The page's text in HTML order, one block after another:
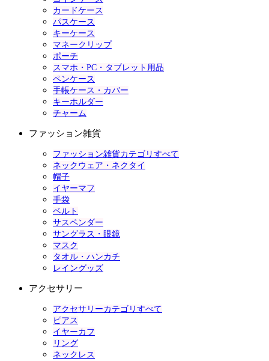
カードケース
パスケース
キーケース
マネークリップ
ポーチ
スマホ・PC・タブレット用品
ペンケース
手帳ケース・カバー
キーホルダー
チャーム
ファッション雑貨
ファッション雑貨カテゴリすべて
ネックウェア・ネクタイ
帽子
イヤーマフ
手袋
ベルト
サスペンダー
サングラス・眼鏡
マスク
タオル・ハンカチ
レイングッズ
アクセサリー
アクセサリーカテゴリすべて
ピアス
イヤーカフ
リング
ネックレス